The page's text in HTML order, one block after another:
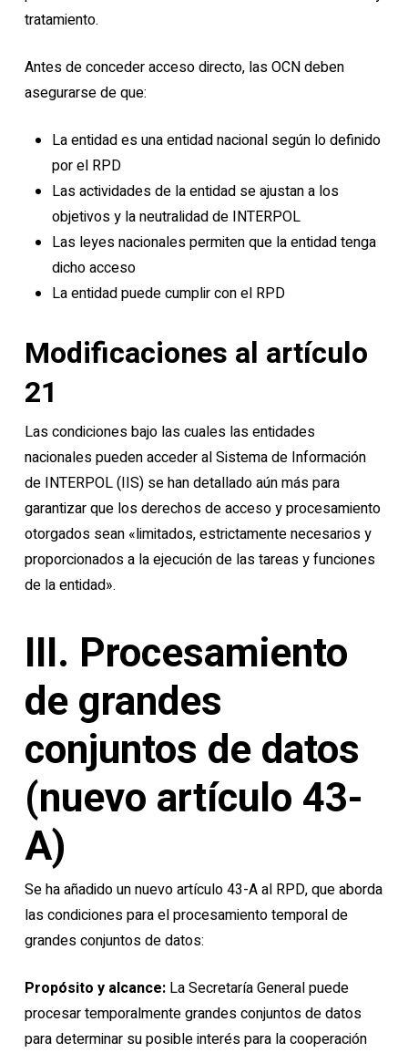
tratamiento.
Antes de conceder acceso directo, las OCN deben
asegurarse de que:
La entidad es una entidad nacional según lo definido
por el RPD
Las actividades de la entidad se ajustan a los
objetivos y la neutralidad de INTERPOL
Las leyes nacionales permiten que la entidad tenga
dicho acceso
La entidad puede cumplir con el RPD
Modificaciones al artículo
21
Las condiciones bajo las cuales las entidades
nacionales pueden acceder al Sistema de Información
de INTERPOL (IIS) se han detallado aún más para
garantizar que los derechos de acceso y procesamiento
otorgados sean «limitados, estrictamente necesarios y
proporcionados a la ejecución de las tareas y funciones
de la entidad».
III. Procesamiento
de grandes
conjuntos de datos
(nuevo artículo 43-
A)
Se ha añadido un nuevo artículo 43-A al RPD, que aborda
las condiciones para el procesamiento temporal de
grandes conjuntos de datos:
Propósito y alcance: La Secretaría General puede
procesar temporalmente grandes conjuntos de datos
para determinar su posible interés para la cooperación